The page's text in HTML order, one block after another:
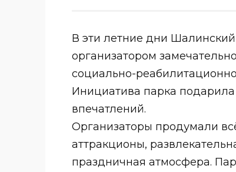
В эти летние дни
организатором
социально-
Инициатива парка
впечатлений.
Организаторы продумали
аттракционы,
праздничная атмосфера.